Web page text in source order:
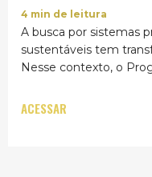
4 min de leitura
A busca por sistemas
sustentáveis tem
Nesse contexto, o
ACESSAR